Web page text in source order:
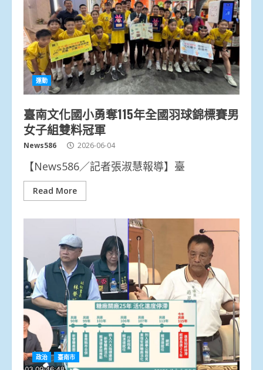
運動
臺南文化國小勇奪115年全國羽球錦標賽男
女子組雙料冠軍
News586 2026-06-04
【News586／記者張淑慧報導】臺
Read More
政治 臺南市